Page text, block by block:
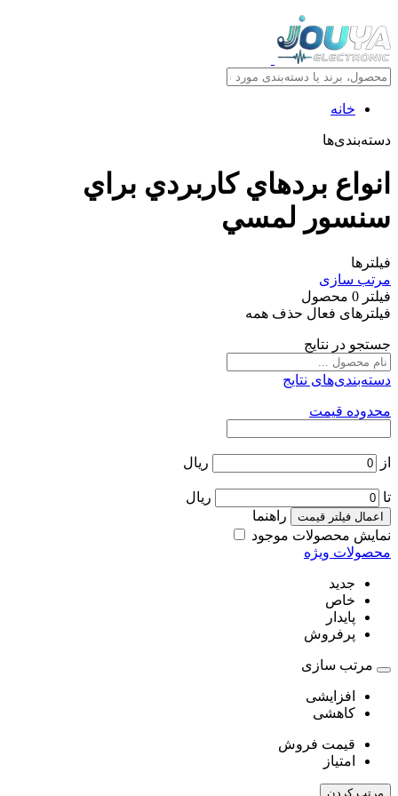
خانه
دسته‌بندی‌ها
انواع بردهاي کاربردي براي
سنسور لمسي
فیلترها
مرتب سازی
فیلتر 0 محصول
فیلترهای فعال حذف همه
جستجو در نتایج
دسته‌بندی‌های نتایج
محدوده قیمت
از ریال
تا ریال
اعمال فیلتر قیمت
راهنما
نمایش محصولات موجود
محصولات ویژه
جدید
خاص
پایدار
پرفروش
مرتب سازی
افزایشی
کاهشی
قیمت فروش
امتیاز
مرتب کردن